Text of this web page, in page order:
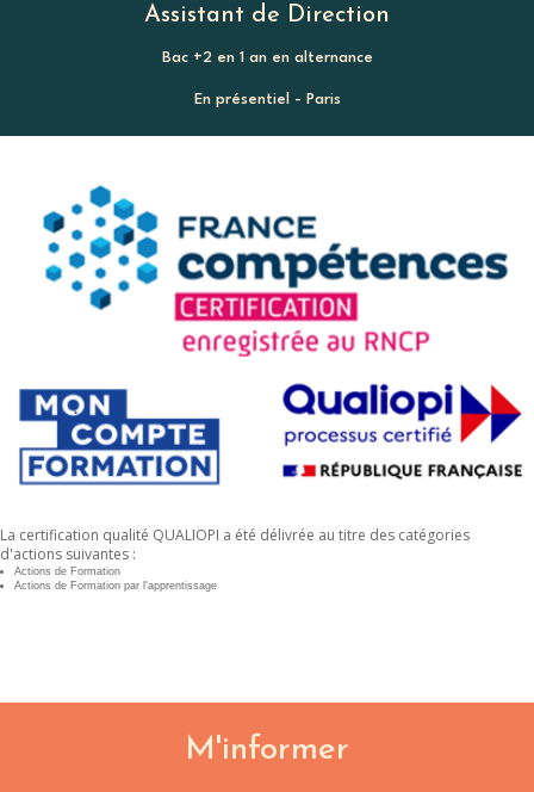
Assistant de Direction
Bac +2 en 1 an en alternance
En présentiel - Paris
La certification qualité QUALIOPI a été délivrée au titre des catégories
d'actions suivantes :
Actions de Formation
Actions de Formation par l'apprentissage
M'informer